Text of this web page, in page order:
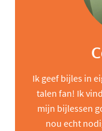
Ik geef bijles in
talen fan! Ik
mijn bijlessen
nou echt